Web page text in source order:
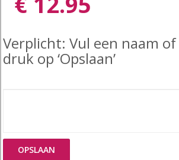
Verplicht: Vul een naam
druk op ‘Opslaan’
OPSLAAN